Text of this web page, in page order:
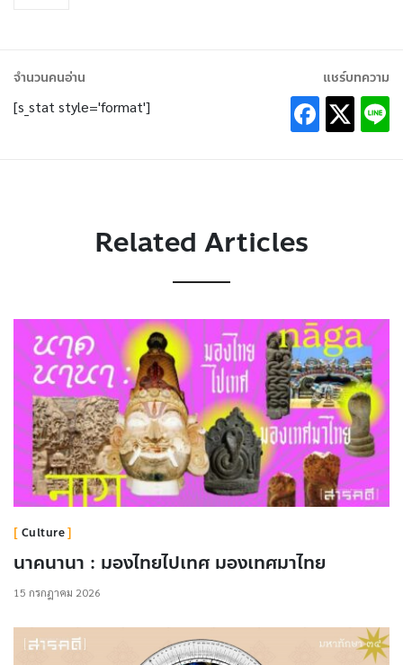
จำนวนคนอ่าน
[s_stat style='format']
แชร์บทความ
Related Articles
Culture
นาคนานา : มองไทยไปเทศ มองเทศมาไทย
15 กรกฎาคม 2026